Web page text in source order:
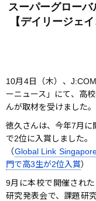
スーパーグロー
【デイリージェ
10月4日（木）、
ーニュース」にて、高
んが取材を受けました。
徳久さんは、今年7月に
で2位に入賞しました。
（Global Link
門で高3生が2位入賞）
9月に本校で開催され
研究発表会で、課題研